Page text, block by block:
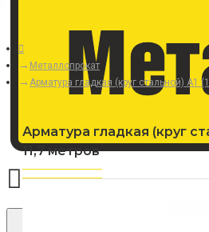
Регистрация
Металлопрокат
Арматура гладкая (круг стальной) А1
Арматура гладкая (круг
11,7 метров